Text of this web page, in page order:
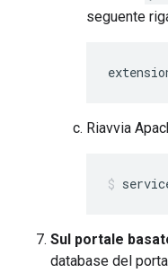
seguente
Riavvia
Sul portale
database del